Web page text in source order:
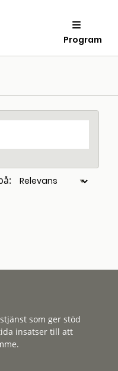
Program
som ger stöd
insatser till att